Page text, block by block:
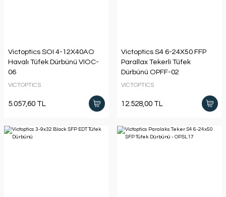
Victoptics SOI 4-12X40AO
Havalı Tüfek Dürbünü VIOC-
06
VICTOPTICS
5.057,60 TL
Victoptics S4 6-24X50 FFP
Parallax Tekerli Tüfek
Dürbünü OPFF-02
VICTOPTICS
12.528,00 TL